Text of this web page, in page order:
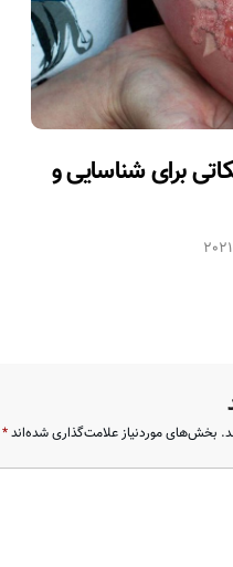
برای شناسایی و
بخش‌های موردنیاز علامت‌گذاری شده‌اند*